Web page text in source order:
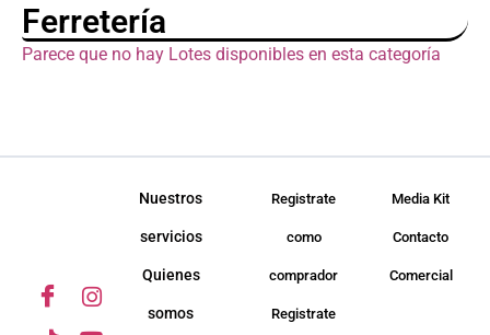
Misiones
Salta
Santa Cruz
Ferretería
Parece que no hay Lotes disponibles en esta categoría
Nuestros
servicios
Quienes
somos
Registrate
como
comprador
Registrate
Media Kit
Contacto
Comercial